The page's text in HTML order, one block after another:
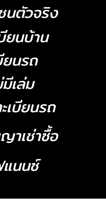
นตัวจริง
ยนบ้าน
ยนรถ
เล่ม
เบียนรถ
เช่าซื้อ
นนซ์